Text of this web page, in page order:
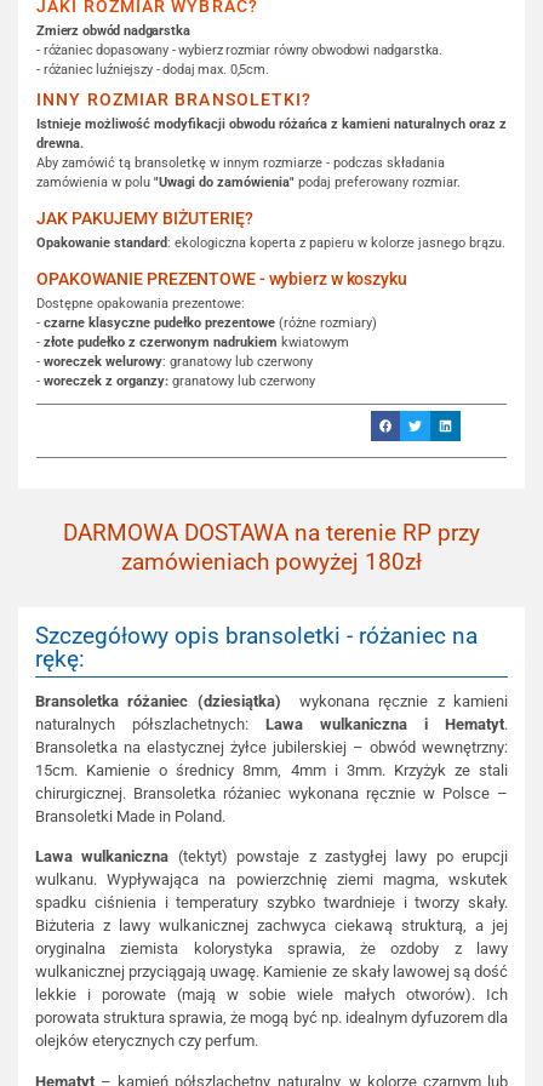
JAKI ROZMIAR WYBRAĆ?
Zmierz obwód nadgarstka
- różaniec dopasowany - wybierz rozmiar równy obwodowi nadgarstka.
- różaniec luźniejszy - dodaj max. 0,5cm.
INNY ROZMIAR BRANSOLETKI?
Istnieje możliwość modyfikacji obwodu różańca z kamieni naturalnych oraz z
drewna.
Aby zamówić tą bransoletkę w innym rozmiarze - podczas składania
zamówienia w polu "Uwagi do zamówienia" podaj preferowany rozmiar.
JAK PAKUJEMY BIŻUTERIĘ?
Opakowanie standard: ekologiczna koperta z papieru w kolorze jasnego brązu.
OPAKOWANIE PREZENTOWE - wybierz w koszyku
Dostępne opakowania prezentowe:
- czarne klasyczne pudełko prezentowe (różne rozmiary)
- złote pudełko z czerwonym nadrukiem kwiatowym
- woreczek welurowy: granatowy lub czerwony
- woreczek z organzy: granatowy lub czerwony
DARMOWA DOSTAWA na terenie RP przy
zamówieniach powyżej 180zł
Szczegółowy opis bransoletki - różaniec na
rękę:
Bransoletka różaniec (dziesiątka) wykonana ręcznie z kamieni
naturalnych półszlachetnych: Lawa wulkaniczna i Hematyt.
Bransoletka na elastycznej żyłce jubilerskiej – obwód wewnętrzny:
15cm. Kamienie o średnicy 8mm, 4mm i 3mm. Krzyżyk ze stali
chirurgicznej. Bransoletka różaniec wykonana ręcznie w Polsce –
Bransoletki Made in Poland.
Lawa wulkaniczna (tektyt) powstaje z zastygłej lawy po erupcji
wulkanu. Wypływająca na powierzchnię ziemi magma, wskutek
spadku ciśnienia i temperatury szybko twardnieje i tworzy skały.
Biżuteria z lawy wulkanicznej zachwyca ciekawą strukturą, a jej
oryginalna ziemista kolorystyka sprawia, że ozdoby z lawy
wulkanicznej przyciągają uwagę. Kamienie ze skały lawowej są dość
lekkie i porowate (mają w sobie wiele małych otworów). Ich
porowata struktura sprawia, że mogą być np. idealnym dyfuzorem dla
olejków eterycznych czy perfum.
Hematyt – kamień półszlachetny naturalny, w kolorze czarnym lub